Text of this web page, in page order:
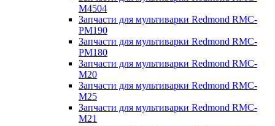
M4504
Запчасти для мультиварки Redmond RMC-
PM190
Запчасти для мультиварки Redmond RMC-
PM180
Запчасти для мультиварки Redmond RMC-
M20
Запчасти для мультиварки Redmond RMC-
M25
Запчасти для мультиварки Redmond RMC-
M21